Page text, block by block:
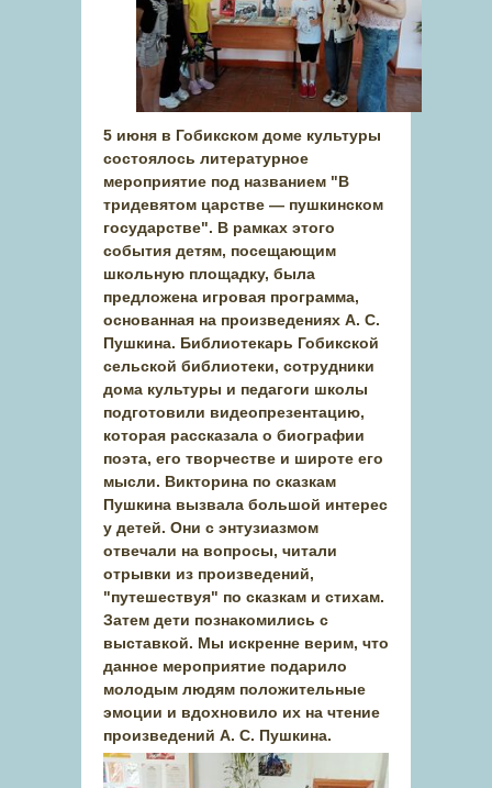
5 июня в Гобикском доме культуры
состоялось литературное
мероприятие под названием "В
тридевятом царстве — пушкинском
государстве". В рамках этого
события детям, посещающим
школьную площадку, была
предложена игровая программа,
основанная на произведениях А. С.
Пушкина. Библиотекарь Гобикской
сельской библиотеки, сотрудники
дома культуры и педагоги школы
подготовили видеопрезентацию,
которая рассказала о биографии
поэта, его творчестве и широте его
мысли. Викторина по сказкам
Пушкина вызвала большой интерес
у детей. Они с энтузиазмом
отвечали на вопросы, читали
отрывки из произведений,
"путешествуя" по сказкам и стихам.
Затем дети познакомились с
выставкой. Мы искренне верим, что
данное мероприятие подарило
молодым людям положительные
эмоции и вдохновило их на чтение
произведений А. С. Пушкина.